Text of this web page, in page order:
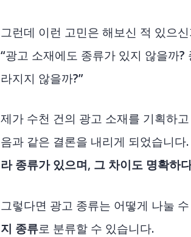
그런데 이런 고민은 해보신 적 있으
“광고 소재에도 종류가 있지 않을까
라지지 않을까?”
제가 수천 건의 광고 소재를 기획하
음과 같은 결론을 내리게 되었습니다.
라 종류가 있으며, 그 차이도 명확하
그렇다면 광고 종류는 어떻게 나눌
지 종류로 분류할 수 있습니다.